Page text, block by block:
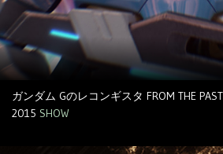
ガンダム Gのレコンギスタ FROM THE PAST
2015 SHOW